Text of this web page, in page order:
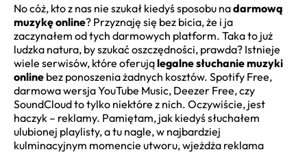
No cóż, kto z nas nie szukał kiedyś sposobu nadarmową
muzykę online? Przyznaję się bez bicia, że i ja
zaczynałem od tych darmowych platform. Taka to już
ludzka natura, by szukać oszczędności, prawda? Istnieje
wiele serwisów, które oferująlegalne słuchanie muzyki
online bez ponoszenia żadnych kosztów. Spotify Free,
darmowa wersja YouTube Music, Deezer Free, czy
SoundCloud to tylko niektóre z nich. Oczywiście, jest
haczyk – reklamy. Pamiętam, jak kiedyś słuchałem
ulubionej playlisty, a tu nagle, w najbardziej
kulminacyjnym momencie utworu, wjeżdża reklama